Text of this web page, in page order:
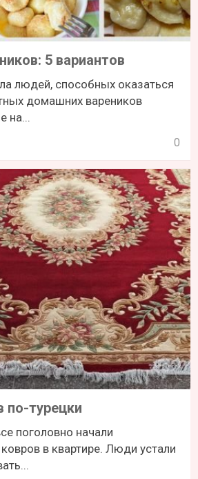
5 вариантов
людей, способных оказаться
домашних вареников
на...
0
по-турецки
поголовно начали
в квартире. Люди устали